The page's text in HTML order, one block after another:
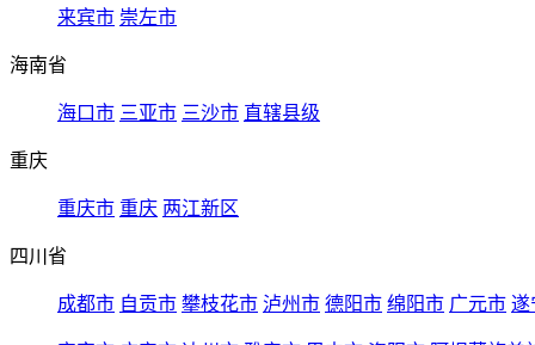
来宾市 崇左市
海南省
海口市 三亚市 三沙市 直辖县级
重庆
重庆市 重庆 两江新区
四川省
成都市 自贡市 攀枝花市 泸州市 德阳市 绵阳市 广元市 遂